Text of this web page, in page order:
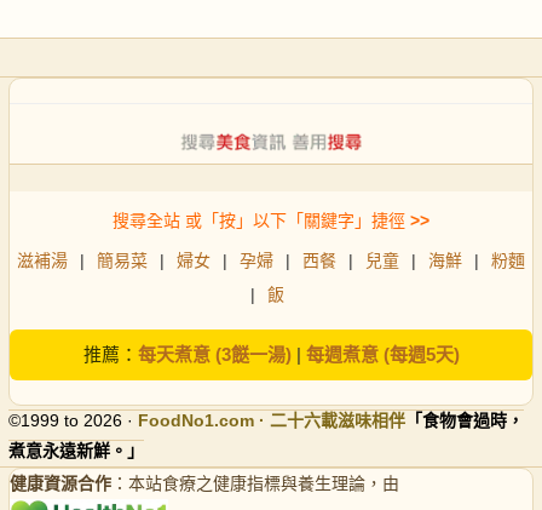
搜尋全站 或「按」以下「關鍵字」捷徑 >>
滋補湯 | 簡易菜 | 婦女 | 孕婦 | 西餐 | 兒童 | 海鮮 |
粉麵
|
飯
推薦： 每天煮意 (3餸一湯)| 每週煮意 (每週5天)
©1999 to 2026 · FoodNo1.com · 二十六載滋味相伴 「食物會過時，
煮意永遠新鮮。」
健康資源合作 ：本站食療之健康指標與養生理論，由